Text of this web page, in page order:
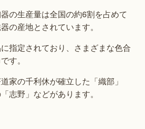
の生産量は全国の約6割を占めて
の産地とされています。
指定されており、さまざまな色合
す。
家の千利休が確立した「織部」
志野」などがあります。